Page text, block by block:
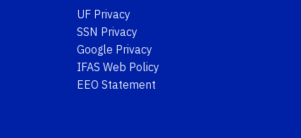
UF Privacy
SSN Privacy
Google Privacy
IFAS Web Policy
EEO Statement